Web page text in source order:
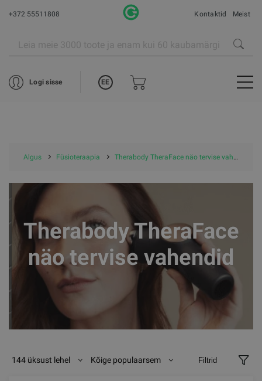
+372 55511808 Kontaktid Meist
Logi sisse EE
Algus Füsioteraapia Therabody TheraFace näo tervise vahendid
Therabody TheraFace
näo tervise vahendid
144 üksust lehel Kõige populaarsem Filtrid